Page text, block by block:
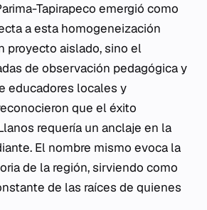
Tapirapeco emergió como
a esta homogeneización
proyecto aislado, sino el
de observación pedagógica y
educadores locales y
que el éxito
requería un anclaje en la
El nombre mismo evoca la
de la región, sirviendo como
de las raíces de quienes